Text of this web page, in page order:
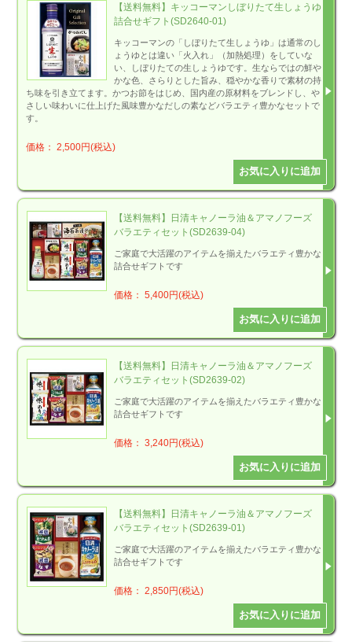
【送料無料】キッコーマンしぼりたて生しょうゆ
詰合せギフト(SD2640-01)
キッコーマンの「しぼりたて生しょうゆ」は通常のし
ょうゆとは違い「火入れ」（加熱処理）をしていな
い、しぼりたての生しょうゆです。生ならではの鮮や
かな色、さらりとした旨み、穏やかな香りで素材の持
ち味を引き立てます。かつお節をはじめ、国内産の原材料をブレンドし、や
さしい味わいに仕上げた風味豊かなだしの素などバラエティ豊かなセットで
す。
価格： 2,500円(税込)
【送料無料】日清キャノーラ油＆アマノフーズ
バラエティセット(SD2639-04)
ご家庭で大活躍のアイテムを揃えたバラエティ豊かな
詰合せギフトです
価格： 5,400円(税込)
【送料無料】日清キャノーラ油＆アマノフーズ
バラエティセット(SD2639-02)
ご家庭で大活躍のアイテムを揃えたバラエティ豊かな
詰合せギフトです
価格： 3,240円(税込)
【送料無料】日清キャノーラ油＆アマノフーズ
バラエティセット(SD2639-01)
ご家庭で大活躍のアイテムを揃えたバラエティ豊かな
詰合せギフトです
価格： 2,850円(税込)